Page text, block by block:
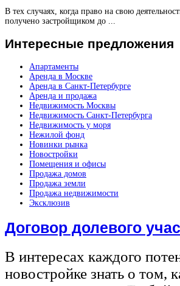
В тех случаях, когда право на свою
получено застройщиком до ...
Интересные предложения
Апартаменты
Аренда в Москве
Аренда в Санкт-Петербурге
Аренда и продажа
Недвижимость Москвы
Недвижимость Санкт-Петербурга
Недвижимость у моря
Нежилой фонд
Новинки рынка
Новостройки
Помещения и офисы
Продажа домов
Продажа земли
Продажа недвижимости
Эксклюзив
Договор долевого
В интересах каждого
новостройке знать о том,